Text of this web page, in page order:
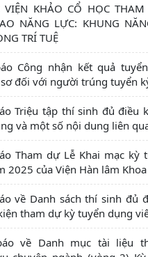
VIỆN KHẢO CỔ HỌC
NĂNG LỰC: KHUNG
TRÍ TUỆ
Công nhận kết quả
đối với người trúng tuyển
Triệu tập thí sinh đủ điều
và một số nội dung liên
Tham dự Lễ Khai mạc kỳ
2025 của Viện Hàn lâm
về Danh sách thí sinh đủ
tham dự kỳ tuyển dụng
về Danh mục tài liệu